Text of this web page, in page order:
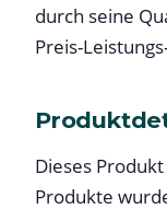
durch seine
Preis-
Dieses
Produkte